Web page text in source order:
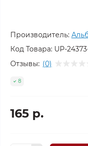
Производитель:
Код Товара: UP-
Отзывы: (0)
8
165 р.